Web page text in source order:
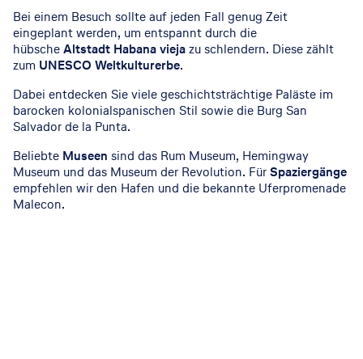
Bei einem Besuch sollte auf jeden Fall genug Zeit
eingeplant werden, um entspannt durch die
hübscheAltstadt Habana viejazu schlendern. Diese zählt
zum UNESCO Weltkulturerbe.
Dabei entdecken Sie viele geschichtsträchtige Paläste im
barocken kolonialspanischen Stil sowie die Burg San
Salvador de la Punta.
Beliebte Museen sind das Rum Museum, Hemingway
Museum und das Museum der Revolution. FürSpaziergänge
empfehlen wir den Hafen und die bekannte Uferpromenade
Malecon.